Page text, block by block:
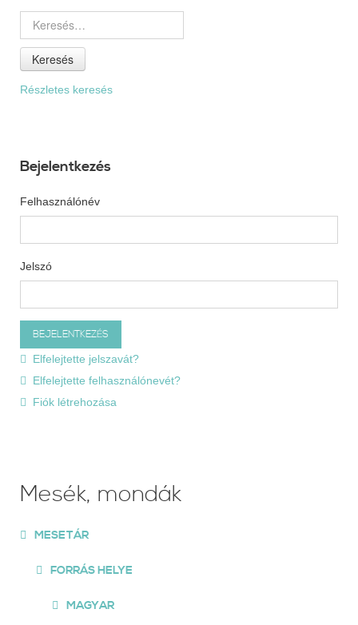
Keresés
Részletes keresés
Bejelentkezés
Felhasználónév
Jelszó
Elfelejtette jelszavát?
Elfelejtette felhasználónevét?
Fiók létrehozása
Mesék, mondák
MESETÁR
FORRÁS HELYE
MAGYAR